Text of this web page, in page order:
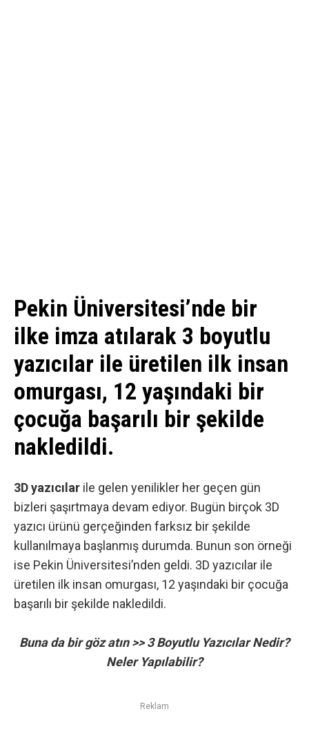
Pekin Üniversitesi’nde bir
ilke imza atılarak 3 boyutlu
yazıcılar ile üretilen ilk insan
omurgası, 12 yaşındaki bir
çocuğa başarılı bir şekilde
nakledildi.
3D yazıcılar ile gelen yenilikler her geçen gün
bizleri şaşırtmaya devam ediyor. Bugün birçok 3D
yazıcı ürünü gerçeğinden farksız bir şekilde
kullanılmaya başlanmış durumda. Bunun son örneği
ise Pekin Üniversitesi’nden geldi. 3D yazıcılar ile
üretilen ilk insan omurgası, 12 yaşındaki bir çocuğa
başarılı bir şekilde nakledildi.
Buna da bir göz atın >>3 Boyutlu Yazıcılar Nedir?
Neler Yapılabilir?
Reklam